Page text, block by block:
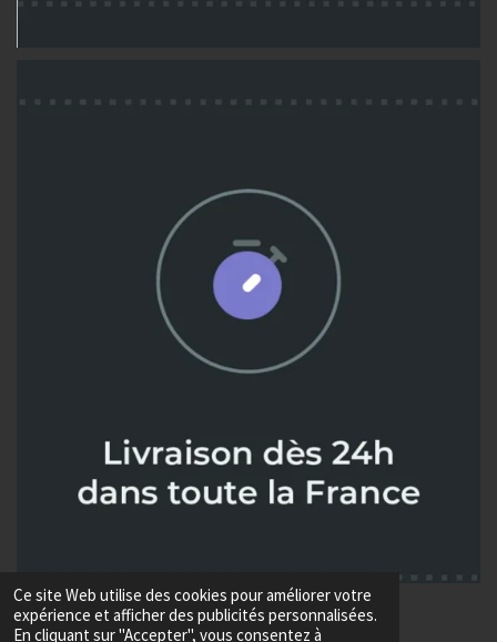
Ce site Web utilise des cookies pour améliorer votre
expérience et afficher des publicités personnalisées.
En cliquant sur "Accepter", vous consentez à
© 2024 - 2026 Metaux diffusion
Propulsé parWebador